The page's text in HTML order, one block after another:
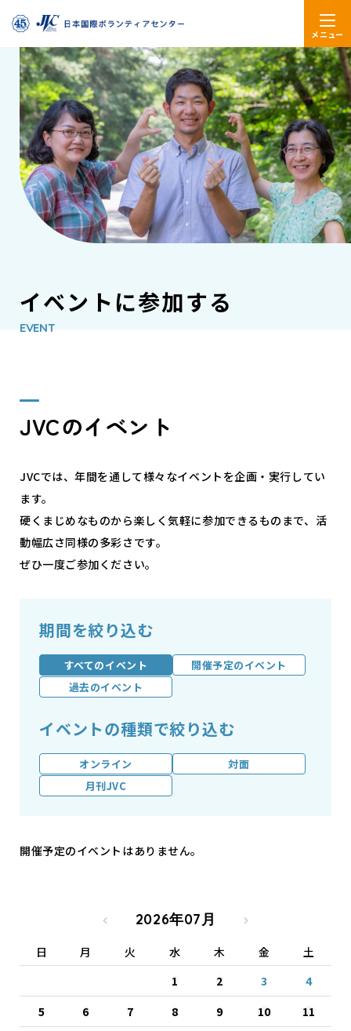
メニュー
イベントに参加する
EVENT
JVCのイベント
JVCでは、年間を通して様々なイベントを企画・実行してい
ます。
硬くまじめなものから楽しく気軽に参加できるものまで、活
動幅広さ同様の多彩さです。
ぜひ一度ご参加ください。
期間を絞り込む
すべてのイベント
開催予定のイベント
過去のイベント
イベントの種類で絞り込む
オンライン
対面
月刊JVC
開催予定のイベントはありません。
2026年07月
日 月 火 水 木 金
土
1
2 3
4
5
6 7 8 9 10
11